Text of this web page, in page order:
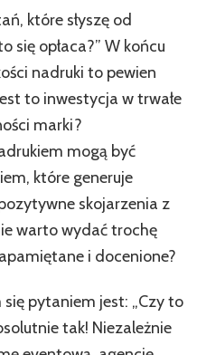
które słyszę od
się opłaca?” W końcu
nadruki to pewien
to inwestycja w trwałe
marki?
mogą być
które generuje
skojarzenia z
warto wydać trochę
i docenione?
pytaniem jest: „Czy to
tak! Niezależnie